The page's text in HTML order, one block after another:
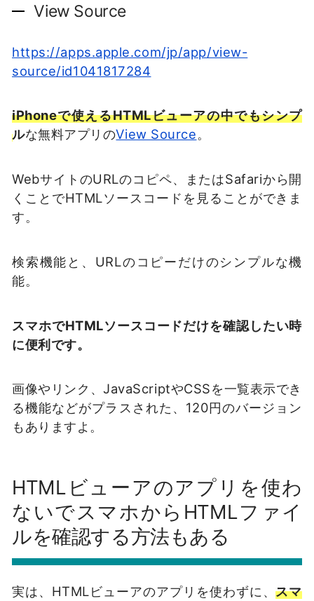
View Source
https://apps.apple.com/jp/app/view-
source/id1041817284
iPhoneで使えるHTMLビューアの中でもシンプ
ルな無料アプリのView Source。
WebサイトのURLのコピペ、またはSafariから開
くことでHTMLソースコードを見ることができま
す。
検索機能と、URLのコピーだけのシンプルな機
能。
スマホでHTMLソースコードだけを確認したい時
に便利です。
画像やリンク、JavaScriptやCSSを一覧表示でき
る機能などがプラスされた、120円のバージョン
もありますよ。
HTMLビューアのアプリを使わ
ないでスマホからHTMLファイ
ルを確認する方法もある
実は、HTMLビューアのアプリを使わずに、スマ